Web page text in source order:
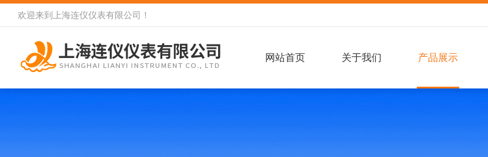
欢迎来到 上海连仪仪表有限公司 ！
网站首页 关于我们 产品展示